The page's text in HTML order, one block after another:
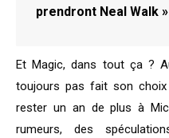
prendront Neal Walk »
Et Magic, dans tout ça ?
toujours pas fait son
rester un an de plus à
rumeurs, des